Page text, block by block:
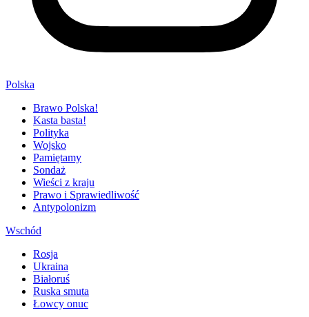
Polska
Brawo Polska!
Kasta basta!
Polityka
Wojsko
Pamiętamy
Sondaż
Wieści z kraju
Prawo i Sprawiedliwość
Antypolonizm
Wschód
Rosja
Ukraina
Białoruś
Ruska smuta
Łowcy onuc